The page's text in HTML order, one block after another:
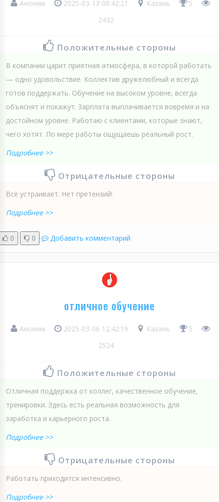
Аноним 2025-03-13 08:42:21 Казань
5
2432
Положительные стороны
В компании царит приятная атмосфера, в которой работать
— одно удовольствие. Коллектив дружелюбный и всегда
готов поддержать. Обучение на высоком уровне, всегда
объяснят и покажут. Зарплата выплачивается вовремя и на
достойном уровне. Работаю с клиентами, которые знают,
чего хотят. По мере работы ощущаешь реальный рост.
Подробнее >>
Отрицательные стороны
Всё устраивает. Нет претензий!
Подробнее >>
0 0 Добавить комментарий
отличное обучение
Аноним 2025-03-06 12:42:19 Казань
5
2524
Положительные стороны
Отличная поддержка от коллег, качественное обучение,
тренировки. Здесь есть реальная возможность для
заработка и карьерного роста.
Подробнее >>
Отрицательные стороны
Работать приходится интенсивно.
Подробнее >>